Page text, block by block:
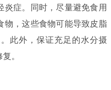
炎症。同时，尽量避免食用
物，这些食物可能导致皮脂
此外，保证充足的水分摄
。